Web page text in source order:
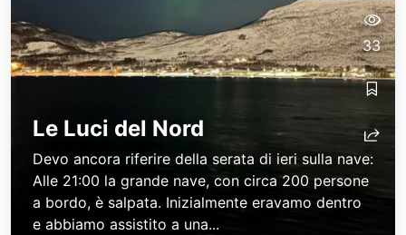
Le Luci del Nord
Devo ancora riferire della serata di ieri sulla nave:
Alle 21:00 la grande nave, con circa 200 persone
a bordo, è salpata. Inizialmente eravamo dentro
e abbiamo assistito a una...
33